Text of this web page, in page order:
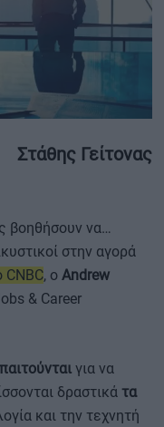
Στάθης Γείτονας
βοηθήσουν να…
στην αγορά
CNBC, ο Andrew
& Career
για να
δραστικά τα
και την τεχνητή